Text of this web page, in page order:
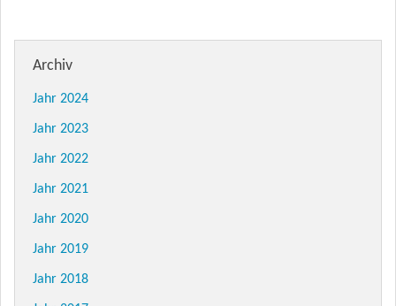
Archiv
Jahr 2024
Jahr 2023
Jahr 2022
Jahr 2021
Jahr 2020
Jahr 2019
Jahr 2018